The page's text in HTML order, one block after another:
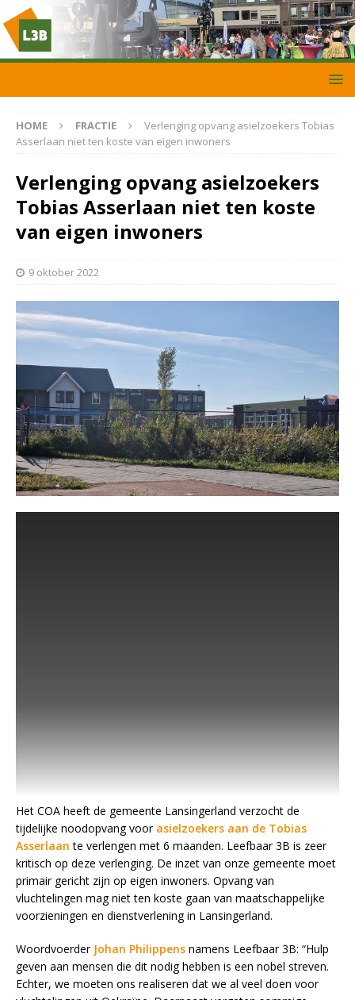
HOME FRACTIE
Verlenging opvang asielzoekers Tobias
Asserlaan niet ten koste van eigen inwoners
Verlenging opvang asielzoekers
Tobias Asserlaan niet ten koste
van eigen inwoners
9 oktober 2022
Het COA heeft de gemeente Lansingerland verzocht de
tijdelijke noodopvang voor asielzoekers aan de Tobias
Asserlaan te verlengen met 6 maanden. Leefbaar 3B is zeer
kritisch op deze verlenging. De inzet van onze gemeente moet
primair gericht zijn op eigen inwoners. Opvang van
vluchtelingen mag niet ten koste gaan van maatschappelijke
voorzieningen en dienstverlening in Lansingerland.
Woordvoerder Johan Philippens namens Leefbaar 3B: “Hulp
geven aan mensen die dit nodig hebben is een nobel streven.
Echter, we moeten ons realiseren dat we al veel doen voor